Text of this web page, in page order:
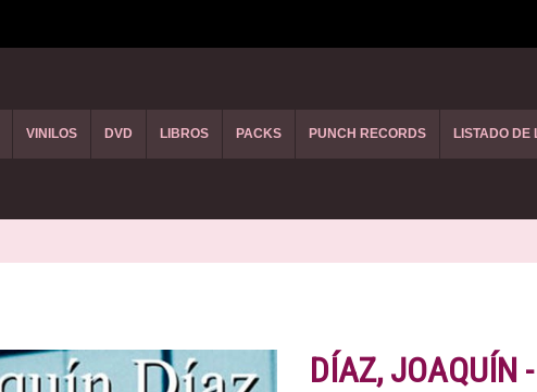
VINILOS DVD LIBROS PACKS PUNCH RECORDS LISTADO DE
DÍAZ, JOAQUÍN